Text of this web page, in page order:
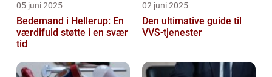
05 juni 2025
Bedemand i Hellerup: En
værdifuld støtte i en svær
tid
02 juni 2025
Den ultimative guide til
VVS-tjenester